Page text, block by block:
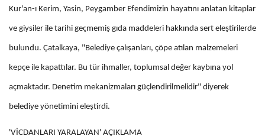
Kur'an-ı Kerim, Yasin, Peygamber Efendimizin hayatını anlatan kitaplar
ve giysiler ile tarihi geçmemiş gıda maddeleri hakkında sert eleştirilerde
bulundu. Çatalkaya, "Belediye çalışanları, çöpe atılan malzemeleri
kepçe ile kapattılar. Bu tür ihmaller, toplumsal değer kaybına yol
açmaktadır. Denetim mekanizmaları güçlendirilmelidir" diyerek
belediye yönetimini eleştirdi.
'VİCDANLARI YARALAYAN' AÇIKLAMA